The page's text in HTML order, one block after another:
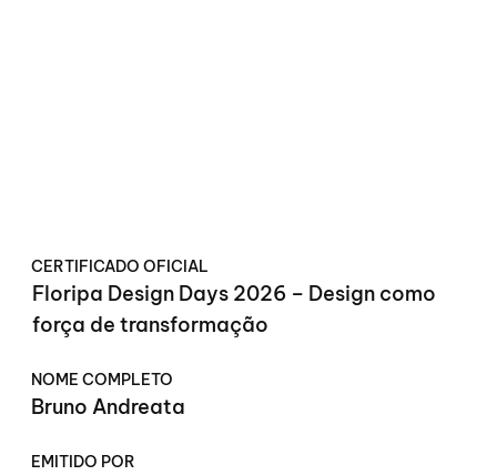
CERTIFICADO OFICIAL
Floripa Design Days 2026 – Design como
força de transformação
NOME COMPLETO
Bruno Andreata
EMITIDO POR